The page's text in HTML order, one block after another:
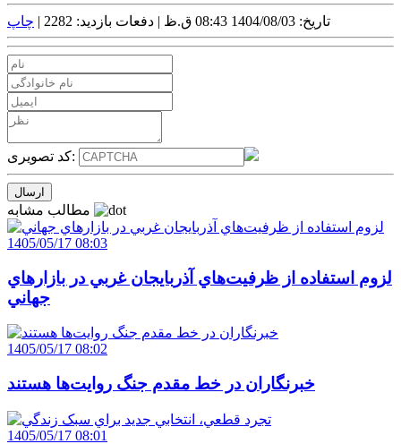
تاریخ: 1404/08/03 08:43 ق.ظ | دفعات بازدید: 2282 | چاپ
کد تصویری:
1405/05/17 08:03
لزوم استفاده از ظرفيت‌هاي آذربايجان غربي در بازارهاي
جهاني
1405/05/17 08:02
خبرنگاران در خط مقدم جنگ روايت‌ها هستند
1405/05/17 08:01